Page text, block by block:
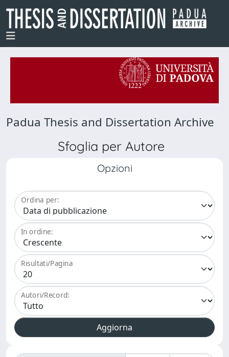
Padua Thesis and Dissertation Archive
Sfoglia per Autore
Opzioni
Ordina per:
In ordine:
Risultati/Pagina
Autori/Record: